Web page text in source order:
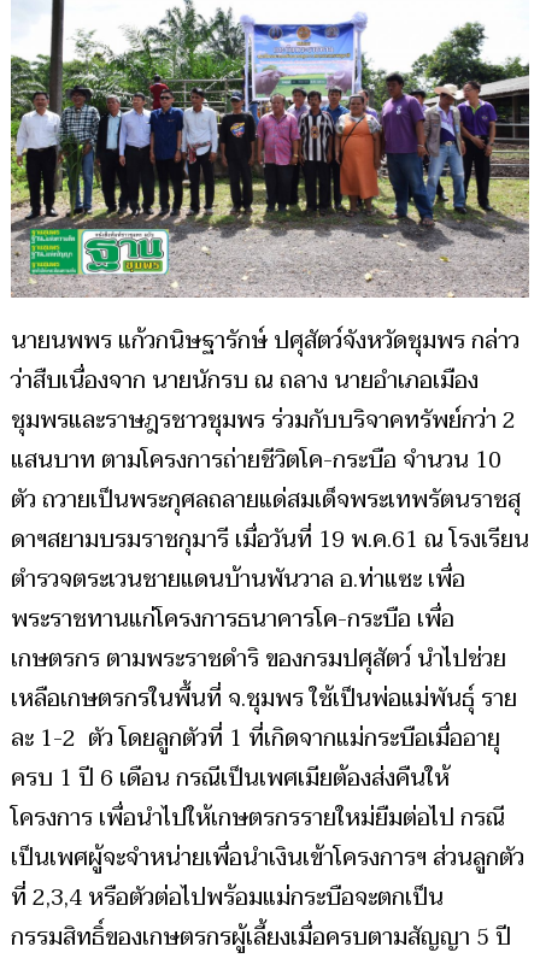
นายนพพร แก้วกนิษฐารักษ์ ปศุสัตว์จังหวัดชุมพร กล่าว
ว่าสืบเนื่องจาก นายนักรบ ณ ถลาง นายอำเภอเมือง
ชุมพรและราษฎรชาวชุมพร ร่วมกับบริจาคทรัพย์กว่า 2
แสนบาท ตามโครงการถ่ายชีวิตโค-กระบือ จำนวน 10
ตัว ถวายเป็นพระกุศลถลายแด่สมเด็จพระเทพรัตนราชสุ
ดาฯสยามบรมราชกุมารี เมื่อวันที่ 19 พ.ค.61 ณ โรงเรียน
ตำรวจตระเวนชายแดนบ้านพันวาล อ.ท่าแซะ เพื่อ
พระราชทานแก่โครงการธนาคารโค-กระบือ เพื่อ
เกษตรกร ตามพระราชดำริ ของกรมปศุสัตว์ นำไปช่วย
เหลือเกษตรกรในพื้นที่ จ.ชุมพร ใช้เป็นพ่อแม่พันธุ์ ราย
ละ 1-2 ตัว โดยลูกตัวที่ 1 ที่เกิดจากแม่กระบือเมื่ออายุ
ครบ 1 ปี 6 เดือน กรณีเป็นเพศเมียต้องส่งคืนให้
โครงการ เพื่อนำไปให้เกษตรกรรายใหม่ยืมต่อไป กรณี
เป็นเพศผู้จะจำหน่ายเพื่อนำเงินเข้าโครงการฯ ส่วนลูกตัว
ที่ 2,3,4 หรือตัวต่อไปพร้อมแม่กระบือจะตกเป็น
กรรมสิทธิ์ของเกษตรกรผู้เลี้ยงเมื่อครบตามสัญญา 5 ปี